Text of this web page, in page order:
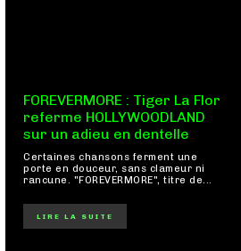
FOREVERMORE : Tiger La Flor
referme HOLLYWOODLAND
sur un adieu en dentelle
Certaines chansons ferment une
porte en douceur, sans clameur ni
rancune. "FOREVERMORE", titre de...
LIRE LA SUITE